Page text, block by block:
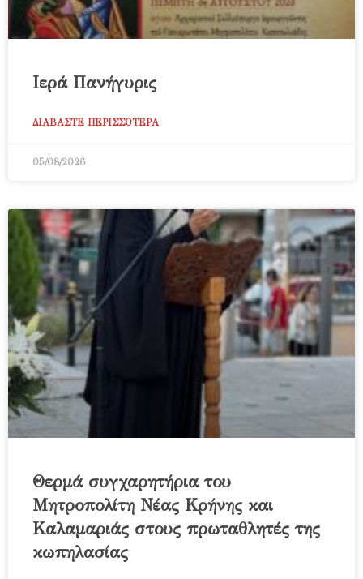
Ιερά Πανήγυρις
ΔΙΑΒΑΣΤΕ ΠΕΡΙΣΣΟΤΕΡΑ
05/08/2026
Θερμά συγχαρητήρια του
Μητροπολίτη Νέας Κρήνης και
Καλαμαριάς στους πρωταθλητές της
κωπηλασίας